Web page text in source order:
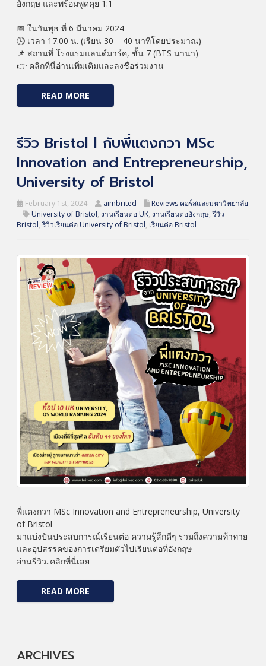
อังกฤษ และพร้อมพูดคุย 1:1
📅 ในวันพุธ ที่ 6 มีนาคม 2024
🕓 เวลา 17.00 น. (เรียน 30 – 40 นาทีโดยประมาณ)
📌 สถานที่ โรงแรมแลนด์มาร์ค, ชั้น 7 (BTS นานา)
👉 คลิกที่นี่อ่านเพิ่มเติมและลงชื่อร่วมงาน
READ MORE
รีวิว Bristol l กับพี่แตงกวา MSc
Innovation and Entrepreneurship,
University of Bristol
February 1st, 2024 aimbrited
Reviews คอร์สและมหาวิทยาลัย
University of Bristol, งานเรียนต่อ UK, งานเรียนต่ออังกฤษ,รีวิว
Bristol,รีวิวเรียนต่อ University of Bristol, เรียนต่อ Bristol
พี่แตงกวา MSc Innovation and Entrepreneurship, University
of Bristol
มาแบ่งปันประสบการณ์เรียนต่อ ความรู้สึกดีๆ รวมถึงความท้าทาย
และอุปสรรคของการเตรียมตัวไปเรียนต่อที่อังกฤษ
อ่านรีวิว..คลิกที่นี่เลย
READ MORE
ARCHIVES